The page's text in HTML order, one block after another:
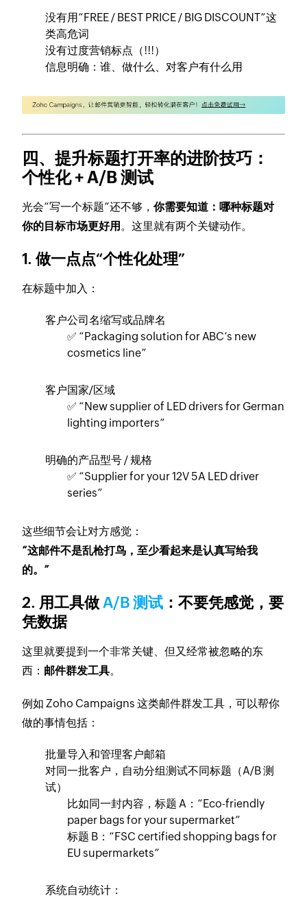
没有用“FREE / BEST PRICE / BIG DISCOUNT”这
类高危词
没有过度营销标点（!!!）
信息明确：谁、做什么、对客户有什么用
四、提升标题打开率的进阶技巧：
个性化 + A/B 测试
光会“写一个标题”还不够，你需要知道：哪种标题对
你的目标市场更好用 。这里就有两个关键动作。
1. 做一点点“个性化处理”
在标题中加入：
客户公司名缩写或品牌名
✅ “Packaging solution for ABC’s new
cosmetics line”
客户国家/区域
✅ “New supplier of LED drivers for German
lighting importers”
明确的产品型号 / 规格
✅ “Supplier for your 12V 5A LED driver
series”
这些细节会让对方感觉：
“这邮件不是乱枪打鸟，至少看起来是认真写给我
的。”
2. 用工具做A/B 测试 ：不要凭感觉，要
凭数据
这里就要提到一个非常关键、但又经常被忽略的东
西： 邮件群发工具。
例如 Zoho Campaigns 这类邮件群发工具，可以帮你
做的事情包括：
批量导入和管理客户邮箱
对同一批客户，自动分组测试不同标题（A/B 测
试）
比如同一封内容，标题 A：“Eco-friendly
paper bags for your supermarket”
标题 B：“FSC certified shopping bags for
EU supermarkets”
系统自动统计：